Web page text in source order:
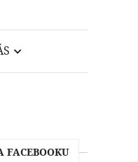
FACEBOOKU